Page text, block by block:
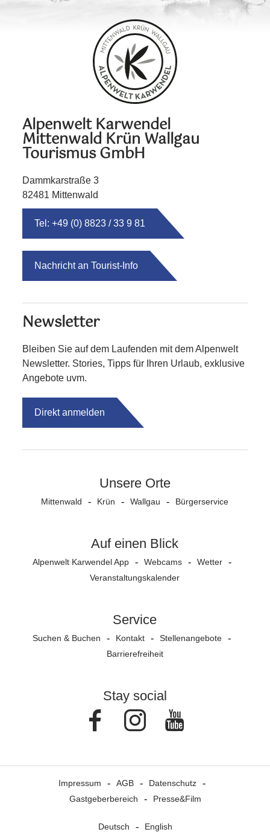
Alpenwelt Karwendel
Mittenwald Krün Wallgau
Tourismus GmbH
Dammkarstraße 3
82481 Mittenwald
Tel: +49 (0) 8823 / 33 9 81
Nachricht an Tourist-Info
Newsletter
Bleiben Sie auf dem Laufenden mit dem Alpenwelt
Newsletter. Stories, Tipps für Ihren Urlaub, exklusive
Angebote uvm.
Direkt anmelden
Unsere Orte
Mittenwald Krün Wallgau Bürgerservice
Auf einen Blick
Alpenwelt Karwendel App Webcams
Wetter
Veranstaltungs­kalender
Service
Suchen & Buchen Kontakt
Stellenangebote
Barrierefreiheit
Stay social
FacebookInstagram
Impressum AGB
Datenschutz
Gastgeberbereich
Presse&Film
Deutsch English